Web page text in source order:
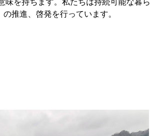
を持ちます。私たちは持続可能な暮ら
推進、啓発を行っています。